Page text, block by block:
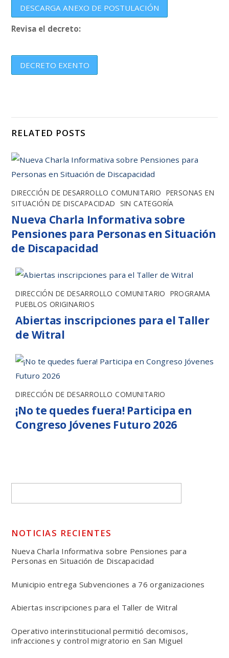
DESCARGA ANEXO DE POSTULACIÓN
Revisa el decreto:
DECRETO EXENTO
RELATED POSTS
DIRECCIÓN DE DESARROLLO COMUNITARIO PERSONAS EN
SITUACIÓN DE DISCAPACIDAD
SIN CATEGORÍA
Nueva Charla Informativa sobre
Pensiones para Personas en Situación
de Discapacidad
DIRECCIÓN DE DESARROLLO COMUNITARIO PROGRAMA
PUEBLOS ORIGINARIOS
Abiertas inscripciones para el Taller
de Witral
DIRECCIÓN DE DESARROLLO COMUNITARIO
¡No te quedes fuera! Participa en
Congreso Jóvenes Futuro 2026
NOTICIAS RECIENTES
Nueva Charla Informativa sobre Pensiones para
Personas en Situación de Discapacidad
Municipio entrega Subvenciones a 76 organizaciones
Abiertas inscripciones para el Taller de Witral
Operativo interinstitucional permitió decomisos,
infracciones y control migratorio en San Miguel